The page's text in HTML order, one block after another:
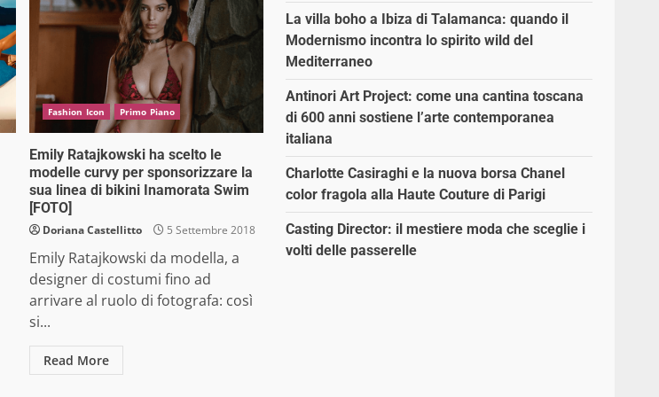
Fashion Icon Primo Piano
Emily Ratajkowski ha scelto le
modelle curvy per sponsorizzare la
sua linea di bikini Inamorata Swim
[FOTO]
Doriana Castellitto 5 Settembre 2018
Emily Ratajkowski da modella, a
designer di costumi fino ad
arrivare al ruolo di fotografa: così
si...
Read More
La villa boho a Ibiza di Talamanca: quando il
Modernismo incontra lo spirito wild del
Mediterraneo
Antinori Art Project: come una cantina toscana
di 600 anni sostiene l’arte contemporanea
italiana
Charlotte Casiraghi e la nuova borsa Chanel
color fragola alla Haute Couture di Parigi
Casting Director: il mestiere moda che sceglie i
volti delle passerelle